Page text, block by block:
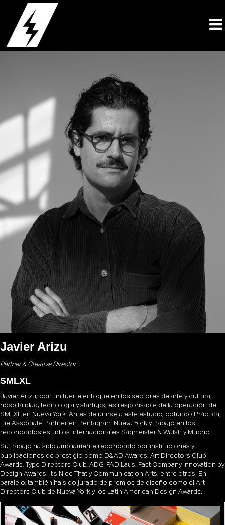
Javier Arizu
Partner & Creative Director
SMLXL
Javier Arizu, con un fuerte enfoque en los sectores de arte y cultura,
hospitalidad, tecnología y startups, es responsable de la operación de
SMLXL en Nueva York. Antes de unirse a este estudio, cofundó Pràctica,
fue Associate Partner en Pentagram Nueva York y trabajó en los
reconocidos estudios internacionales Sagmeister & Walsh y Mucho.
Su trabajo ha sido ampliamente reconocido por instituciones y
publicaciones de prestigio como D&AD Awards, Art Directors Club
Awards, Type Directors Club, ADG-FAD Laus, Fast Company Innovation by
Design Awards, It's Nice That y Communication Arts, entre otros. En
paralelo, también ha sido jurado de premios de diseño como el Art
Directors Club de Nueva York y los Latin American Design Awards.